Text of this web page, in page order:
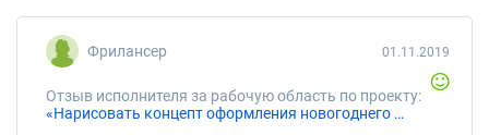
Фрилансер
Отзыв исполнителя за рабочую область по проекту:
«Нарисовать концепт оформления новогоднего офиса»
01.11.2019